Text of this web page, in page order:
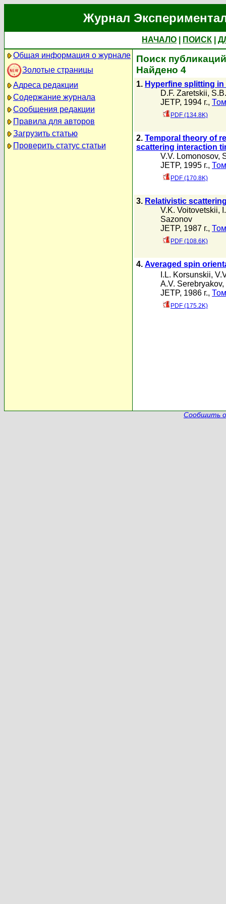
Журнал
НАЧАЛО ПОИСК
Общая информация о журнале
Золотые страницы
Адреса редакции
Содержание журнала
Сообщения редакции
Правила для авторов
Загрузить статью
Проверить статус статьи
Поиск
Найдено 4
1. Hyperfine splitting
D.F. Zaretskii,
JETP, 1994 г.,
PDF (134.8K)
2. Temporal theory of
scattering interaction
V.V. Lomonosov,
JETP, 1995 г.,
PDF (170.8K)
3. Relativistic
V.K. Voitovetskii,
Sazonov
JETP, 1987 г.,
PDF (108.6K)
4. Averaged spin
I.L. Korsunskii,
A.V. Serebryakov,
JETP, 1986 г.,
PDF (175.2K)
Сообщить о